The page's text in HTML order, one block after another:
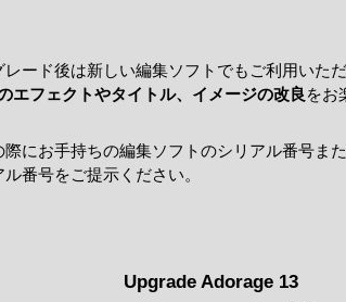
レード後は新しい編集ソフトでもご利用いた
エフェクトやタイトル、イメージの改良 をお
際にお手持ちの編集ソフトのシリアル番号ま
番号をご提示ください。
Upgrade Adorage 13